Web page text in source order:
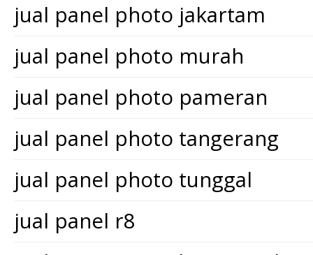
jual panel photo jakartam
jual panel photo murah
jual panel photo pameran
jual panel photo tangerang
jual panel photo tunggal
jual panel r8